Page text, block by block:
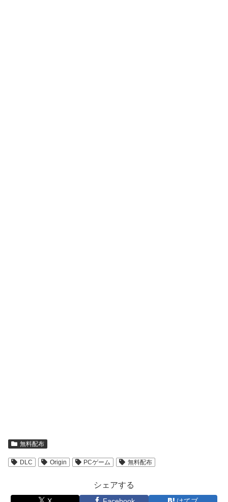
無料配布
DLC Origin PCゲーム 無料配布
シェアする